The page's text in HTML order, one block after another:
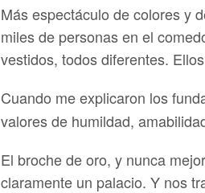
Más espectáculo de colores y
miles de personas en el
vestidos, todos diferentes.
Cuando me explicaron los
valores de humildad,
El broche de oro, y nunca
claramente un palacio. Y nos